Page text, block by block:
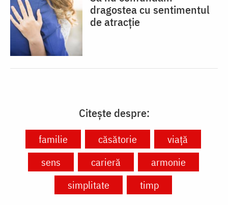
dragostea cu sentimentul
de atracție
Citește despre:
familie căsătorie
viață
sens
carieră
armonie
simplitate
timp